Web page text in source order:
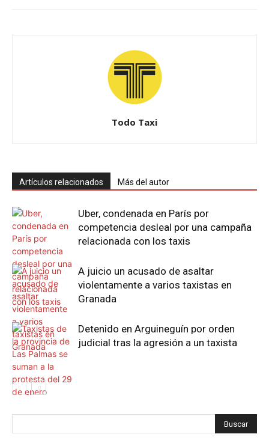
Todo Taxi
Artículos relacionados Más del autor
Uber, condenada en París por
competencia desleal por una campaña
relacionada con los taxis
A juicio un acusado de asaltar
violentamente a varios taxistas en
Granada
Detenido en Arguineguín por orden
judicial tras la agresión a un taxista